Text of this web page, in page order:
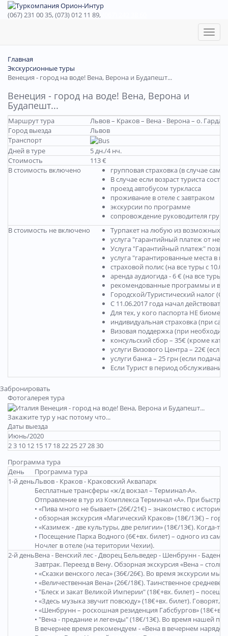
(067) 231 00 35, (073) 012 11 89,
Toggle
Главная
Экскурсионные туры
Венеция - город на воде! Вена, Верона и Будапешт...
Венеция - город на воде! Вена, Верона и
Будапешт...
Маршрут тура
Львов – Краков – Вена - Верона – о.
Город выезда
Львов
Транспорт
Дней в туре
5 дн./4 нч.
Стоимость
113 €
В стоимость включено
групповая страховка (в случае
В случае если возраст туриста
проезд автобусом туркласса
проживание в отеле с завтраком
экскурсии по программе
сопровождение руководителя
В стоимость не включено
Турпакет на любую из возможных
услуга "гарантийный платеж от
Услуга "Гарантийный платеж"
услуга "гарантированные места в
страховой полис (на все туры с
аренда аудиогида - 6 € (на все туры с
рекомендованные программы и
Городской/Туристический налог
С 11.06.2017 года начал
Для тех, у кого паспорта НЕ
индивидуальная страховка (при
Визовая поддержка (при
консульский сбор – 35€ (кроме
услуги Визового Центра – 22€
услуги банка – 25 грн (если подача
Если Турист в период
Забронировать
Фотогалерея тура
Закажите тур у нас потому что...
Даты выезда
Июнь/2020
2 3 10 12 15 17 18 22 25 27 28 30
Программа тура
День
Программа тура
1-й деньЛьвов - Краков - Краковский Аквапарк
Бесплатные трансферы «ж/д вокзал – Терминал-А».
Отправление в тур из Комплекса Терминал «А». При
• «Пива много не бывает» (26€/21€) – знакомство с
• обзорная экскурсия «Магический Краков» (18€/13€) –
• «Казимеж - две культуры, две религии» (18€/13€). Когда-
• Посещение Парка Водного (6€+вх. билет) – одного из
Ночлег в отеле (на територии Чехии).
2-й деньВена - Венский лес - Дворец Бельведер - Шенбрунн - Баден
Завтрак. Переезд в Вену. Обзорная экскурсия «Вена –
• «Сказки венского леса» (36€/26€). Во время экскурсии
• «Величественная Вена» (26€/18€). Таинственное
• "Блеск и закат Великой Империи" (18€+вх. билет) –
• «Здесь музыка звучит повсюду» (18€+вх. билет).
• «Шенбрунн – роскошная резиденция Габсбургов»
• "Вена - предание и легенды" (18€/13€). Во время нашей
В вечернее время рекомендуем - «Вена в вечернем